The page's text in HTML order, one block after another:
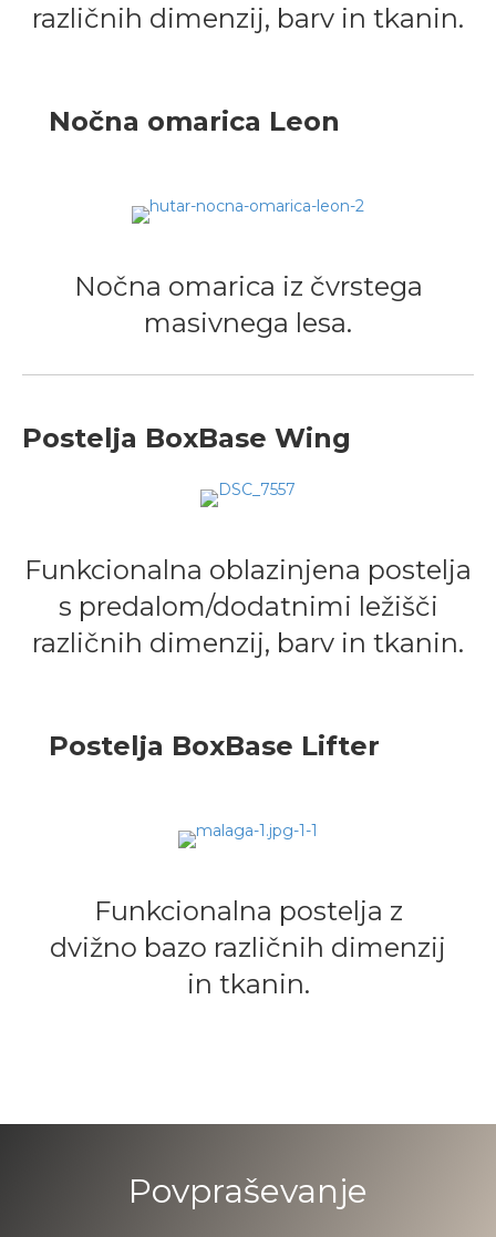
različnih dimenzij, barv in tkanin.
Nočna omarica Leon
Nočna omarica iz čvrstega
masivnega lesa.
Postelja BoxBase Wing
Funkcionalna oblazinjena postelja
s predalom/dodatnimi ležišči
različnih dimenzij, barv in tkanin.
Postelja BoxBase Lifter
Funkcionalna postelja z
dvižno bazo različnih dimenzij
in tkanin.
Povpraševanje